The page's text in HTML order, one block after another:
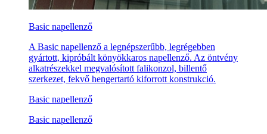
Basic napellenző
A Basic napellenző a legnépszerűbb, legrégebben
gyártott, kipróbált könyökkaros napellenző. Az öntvény
alkatrészekkel megvalósított falikonzol, billentő
szerkezet, fekvő hengertartó kiforrott konstrukció.
Basic napellenző
Basic napellenző